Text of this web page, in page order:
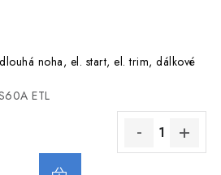
BOAT
noha, el. start, el. trim, dálkové
ETL